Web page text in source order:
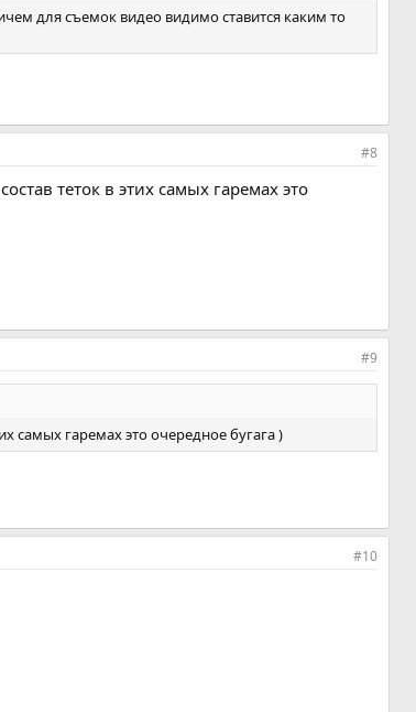
для съемок видео видимо ставится каким то
#8
теток в этих самых гаремах это
#9
самых гаремах это очередное бугага )
#10